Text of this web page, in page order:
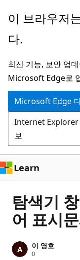
주
콘
츠
로
건
너
뛰
기
이 브라우저
다.
최신 기능, 보안 업
Microsoft Edge로
Microsoft Edge
Internet Explorer
보
Learn
탐색기
어 표시
이 영호
0평